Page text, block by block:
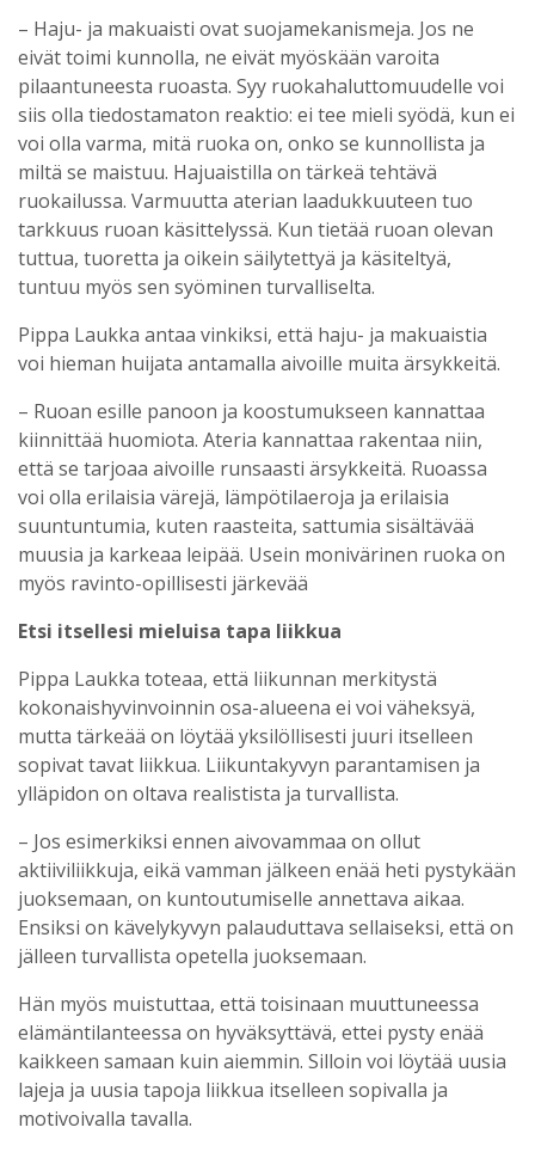
– Haju- ja makuaisti ovat suojamekanismeja. Jos ne
eivät toimi kunnolla, ne eivät myöskään varoita
pilaantuneesta ruoasta. Syy ruokahaluttomuudelle voi
siis olla tiedostamaton reaktio: ei tee mieli syödä, kun ei
voi olla varma, mitä ruoka on, onko se kunnollista ja
miltä se maistuu. Hajuaistilla on tärkeä tehtävä
ruokailussa. Varmuutta aterian laadukkuuteen tuo
tarkkuus ruoan käsittelyssä. Kun tietää ruoan olevan
tuttua, tuoretta ja oikein säilytettyä ja käsiteltyä,
tuntuu myös sen syöminen turvalliselta.
Pippa Laukka antaa vinkiksi, että haju- ja makuaistia
voi hieman huijata antamalla aivoille muita ärsykkeitä.
– Ruoan esille panoon ja koostumukseen kannattaa
kiinnittää huomiota. Ateria kannattaa rakentaa niin,
että se tarjoaa aivoille runsaasti ärsykkeitä. Ruoassa
voi olla erilaisia värejä, lämpötilaeroja ja erilaisia
suuntuntumia, kuten raasteita, sattumia sisältävää
muusia ja karkeaa leipää. Usein monivärinen ruoka on
myös ravinto-opillisesti järkevää
Etsi itsellesi mieluisa tapa liikkua
Pippa Laukka toteaa, että liikunnan merkitystä
kokonaishyvinvoinnin osa-alueena ei voi väheksyä,
mutta tärkeää on löytää yksilöllisesti juuri itselleen
sopivat tavat liikkua. Liikuntakyvyn parantamisen ja
ylläpidon on oltava realistista ja turvallista.
– Jos esimerkiksi ennen aivovammaa on ollut
aktiiviliikkuja, eikä vamman jälkeen enää heti pystykään
juoksemaan, on kuntoutumiselle annettava aikaa.
Ensiksi on kävelykyvyn palauduttava sellaiseksi, että on
jälleen turvallista opetella juoksemaan.
Hän myös muistuttaa, että toisinaan muuttuneessa
elämäntilanteessa on hyväksyttävä, ettei pysty enää
kaikkeen samaan kuin aiemmin. Silloin voi löytää uusia
lajeja ja uusia tapoja liikkua itselleen sopivalla ja
motivoivalla tavalla.